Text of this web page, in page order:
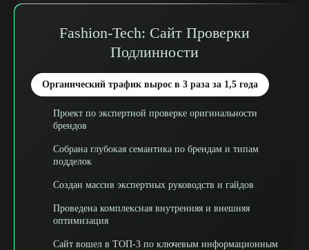
Fashion-Tech: Сайт Проверки
Подлинности
Органический трафик вырос в 3 раза за 1,5 года
Проект по экспертной проверке оригинальности
брендов
Собрана глубокая семантика по брендам и типам
подделок
Создан массив экспертных руководств и гайдов
Проведена комплексная внутренняя и внешняя
оптимизация
Сайт вошел в ТОП-3 по ключевым информационным